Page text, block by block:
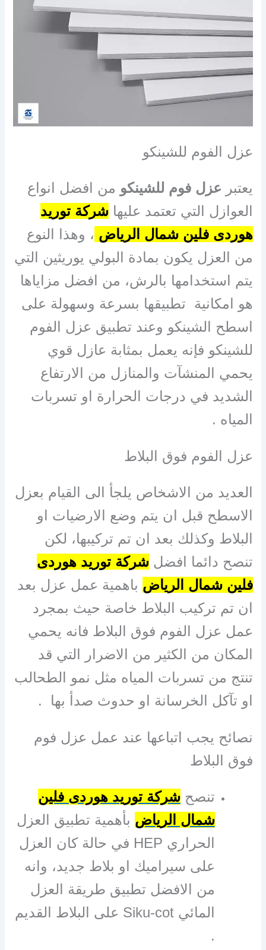
عزل الفوم للشينكو
يعتبر عزل فوم للشينكو من افضل انواع
العوازل التي تعتمد عليهاشركة توريد
هوردى فلين شمال الرياض ، وهذا النوع
من العزل يكون بمادة البولي يوريثين التي
يتم استخدامها بالرش، من افضل مزاياها
هو امكانية تطبيقها بسرعة وسهولة على
اسطح الشينكو وعند تطبيق عزل الفوم
للشينكو فإنه يعمل بمثابة عازل قوي
يحمي المنشآت والمنازل من الارتفاع
الشديد في درجات الحرارة او تسربات
المياه .
عزل الفوم فوق البلاط
العديد من الاشخاص يلجأ الى القيام بعزل
الاسطح قبل ان يتم وضع الارضيات او
البلاط وكذلك بعد ان تم تركيبها، لكن
تنصح دائما افضلشركة توريد هوردى
فلين شمال الرياض باهمية عمل عزل بعد
ان تم تركيب البلاط خاصة حيث بمجرد
عمل عزل الفوم فوق البلاط فانه يحمي
المكان من الكثير من الاضرار التي قد
تنتج من تسربات المياه مثل نمو الطحالب
او تآكل الخرسانة او حدوث صدأ بها .
نصائح يجب اتباعها عند عمل عزل فوم
فوق البلاط
تنصحشركة توريد هوردى فلين
شمال الرياض بأهمية تطبيق العزل
الحراري HEP في حالة كان العزل
على سيراميك او بلاط جديد، وانه
من الافضل تطبيق طريقة العزل
المائي Siku-cot على البلاط القديم
.